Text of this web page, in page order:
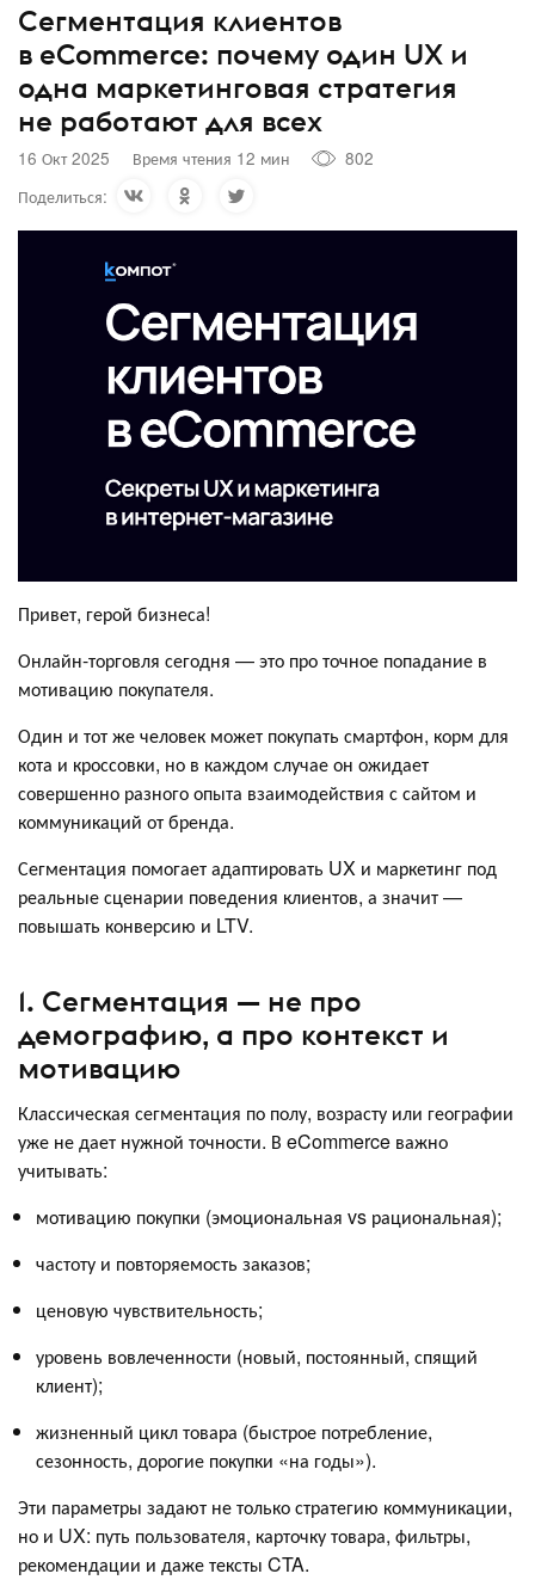
Сегментация клиентов
в eCommerce: почему один UX и
одна маркетинговая стратегия
не работают для всех
16 Окт 2025 Время чтения 12 мин
802
Поделиться:
Привет, герой бизнеса!
Онлайн-торговля сегодня — это про точное попадание в
мотивацию покупателя.
Один и тот же человек может покупать смартфон, корм для
кота и кроссовки, но в каждом случае он ожидает
совершенно разного опыта взаимодействия с сайтом и
коммуникаций от бренда.
Сегментация помогает адаптировать UX и маркетинг под
реальные сценарии поведения клиентов, а значит —
повышать конверсию и LTV.
1. Сегментация — не про
демографию, а про контекст и
мотивацию
Классическая сегментация по полу, возрасту или географии
уже не дает нужной точности. В eCommerce важно
учитывать:
мотивацию покупки (эмоциональная vs рациональная);
частоту и повторяемость заказов;
ценовую чувствительность;
уровень вовлеченности (новый, постоянный, спящий
клиент);
жизненный цикл товара (быстрое потребление,
сезонность, дорогие покупки «на годы»).
Эти параметры задают не только стратегию коммуникации,
но и UX: путь пользователя, карточку товара, фильтры,
рекомендации и даже тексты CTA.